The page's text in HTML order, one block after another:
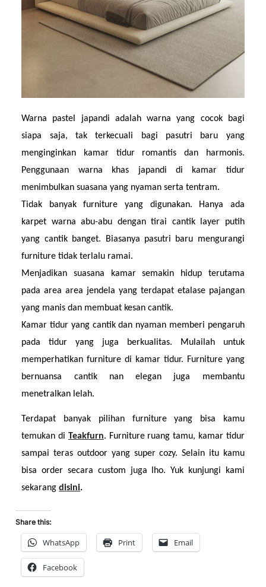
Warna pastel japandi adalah warna yang cocok bagi
siapa saja, tak terkecuali bagi pasutri baru yang
menginginkan kamar tidur romantis dan harmonis.
Penggunaan warna khas japandi di kamar tidur
menimbulkan suasana yang nyaman serta tentram.
Tidak banyak furniture yang digunakan. Hanya ada
karpet warna abu-abu dengan tirai cantik layer putih
yang cantik banget. Biasanya pasutri baru mengurangi
furniture tidak terlalu ramai.
Menjadikan suasana kamar semakin hidup terutama
pada area area jendela yang terdapat etalase pajangan
yang manis dan membuat kesan cantik.
Kamar tidur yang cantik dan nyaman memberi pengaruh
pada tidur yang juga berkualitas. Mulailah untuk
memperhatikan furniture di kamar tidur. Furniture yang
bernuansa cantik nan elegan juga membantu
menetralkan lelah.
Terdapat banyak pilihan furniture yang bisa kamu
temukan di Teakfurn. Furniture ruang tamu, kamar tidur
sampai teras outdoor yang super cozy. Selain itu kamu
bisa order secara custom juga lho. Yuk kunjungi kami
sekarang disini.
Share this:
WhatsApp Print Email
Facebook